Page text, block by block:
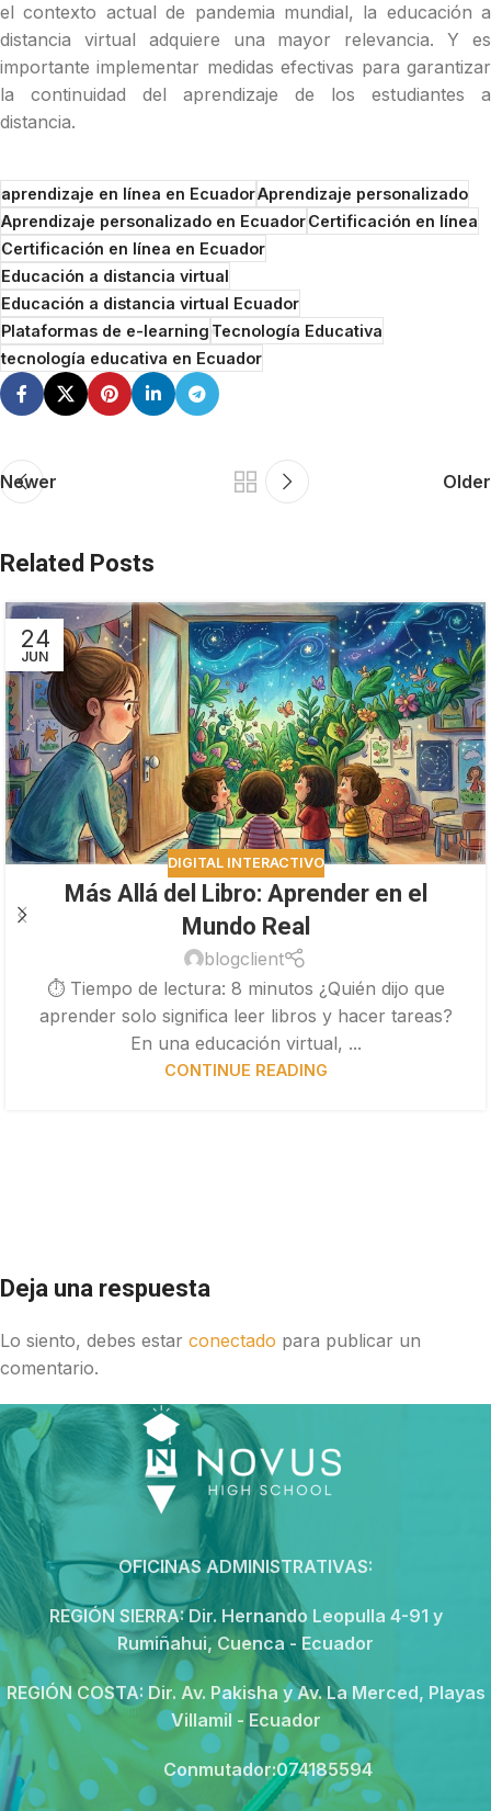
el contexto actual de pandemia mundial, la educación a
distancia virtual adquiere una mayor relevancia. Y es
importante implementar medidas efectivas para garantizar
la continuidad del aprendizaje de los estudiantes a
distancia.
aprendizaje en línea en EcuadorAprendizaje personalizado
Aprendizaje personalizado en EcuadorCertificación en línea
Certificación en línea en Ecuador
Educación a distancia virtual
Educación a distancia virtual Ecuador
Plataformas de e-learningTecnología Educativa
tecnología educativa en Ecuador
Newer Older
Related Posts
24
JUN
DIGITAL INTERACTIVO
Más Allá del Libro: Aprender en el
Mundo Real
blogclient
⏱ Tiempo de lectura: 8 minutos ¿Quién dijo que
aprender solo significa leer libros y hacer tareas?
En una educación virtual, ...
CONTINUE READING
Deja una respuesta
Lo siento, debes estar conectado para publicar un
comentario.
OFICINAS ADMINISTRATIVAS:
REGIÓN SIERRA:Dir. Hernando Leopulla 4-91 y
Rumiñahui, Cuenca - Ecuador
REGIÓN COSTA: Dir. Av. Pakisha y Av. La Merced, Playas
Villamil - Ecuador
Conmutador:074185594